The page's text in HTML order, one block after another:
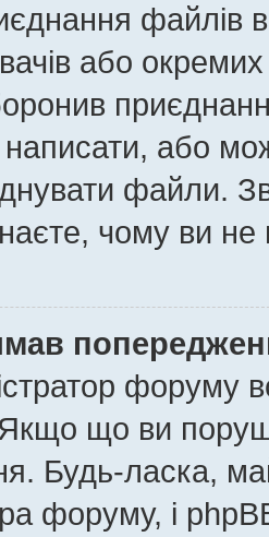
файлів
або
або
файли.
чому ви
форуму
Якщо що ви
Будь-ласка,
форуму, і